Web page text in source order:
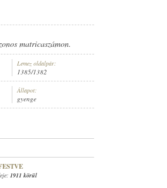
matricaszámon.
Lemez oldalpár:
1385/1382
Állapot:
gyenge
1911 körül